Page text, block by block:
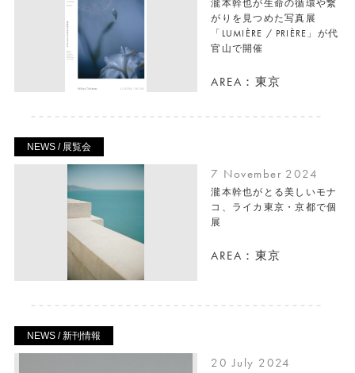
瀧本幹也が生命の循環や繋
がりを見つめた写真展
「LUMIÈRE / PRIÈRE」が代
官山で開催
AREA：東京
NEWS / 展覧会
7 November 2024
瀧本幹也がとる美しいモナ
コ、ライカ東京・京都で個
展
AREA：東京
NEWS / 新刊情報
20 July 2024